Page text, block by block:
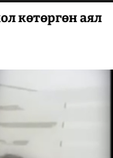
көтөргөн аял